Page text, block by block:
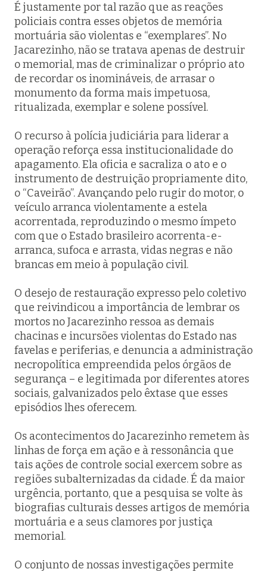
É justamente por tal razão que as reações
policiais contra esses objetos de memória
mortuária são violentas e “exemplares”. No
Jacarezinho, não se tratava apenas de destruir
o memorial, mas de criminalizar o próprio ato
de recordar os inomináveis, de arrasar o
monumento da forma mais impetuosa,
ritualizada, exemplar e solene possível.
O recurso à polícia judiciária para liderar a
operação reforça essa institucionalidade do
apagamento. Ela oficia e sacraliza o ato e o
instrumento de destruição propriamente dito,
o “Caveirão”. Avançando pelo rugir do motor, o
veículo arranca violentamente a estela
acorrentada, reproduzindo o mesmo ímpeto
com que o Estado brasileiro acorrenta-e-
arranca, sufoca e arrasta, vidas negras e não
brancas em meio à população civil.
O desejo de restauração expresso pelo coletivo
que reivindicou a importância de lembrar os
mortos no Jacarezinho ressoa as demais
chacinas e incursões violentas do Estado nas
favelas e periferias, e denuncia a administração
necropolítica empreendida pelos órgãos de
segurança – e legitimada por diferentes atores
sociais, galvanizados pelo êxtase que esses
episódios lhes oferecem.
Os acontecimentos do Jacarezinho remetem às
linhas de força em ação e à ressonância que
tais ações de controle social exercem sobre as
regiões subalternizadas da cidade. É da maior
urgência, portanto, que a pesquisa se volte às
biografias culturais desses artigos de memória
mortuária e a seus clamores por justiça
memorial.
O conjunto de nossas investigações permite